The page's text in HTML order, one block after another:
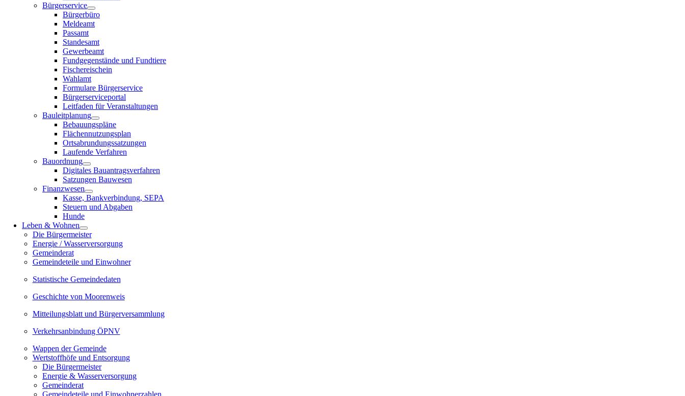
Bürgerservice
Bürgerbüro
Meldeamt
Passamt
Standesamt
Gewerbeamt
Fundgegenstände und Fundtiere
Fischereischein
Wahlamt
Formulare Bürgerservice
Bürgerserviceportal
Leitfaden für Veranstaltungen
Bauleitplanung
Bebauungspläne
Flächennutzungsplan
Ortsabrundungssatzungen
Laufende Verfahren
Bauordnung
Digitales Bauantragsverfahren
Satzungen Bauwesen
Finanzwesen
Kasse, Bankverbindung, SEPA
Steuern und Abgaben
Hunde
Leben & Wohnen
Die Bürgermeister
Energie / Wasserversorgung
Gemeinderat
Gemeindeteile und Einwohner
Statistische Gemeindedaten
Geschichte von Moorenweis
Mitteilungsblatt und Bürgerversammlung
Verkehrsanbindung ÖPNV
Wappen der Gemeinde
Wertstoffhöfe und Entsorgung
Die Bürgermeister
Energie & Wasserversorgung
Gemeinderat
Gemeindeteile und Einwohnerzahlen